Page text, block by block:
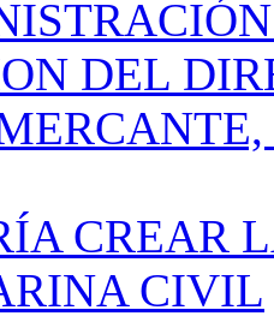
DEL
CREAR
CIVIL